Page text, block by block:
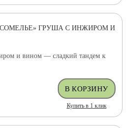
ГРУША С ИНЖИРОМ И
и вином — сладкий тандем к
Купить в 1 клик